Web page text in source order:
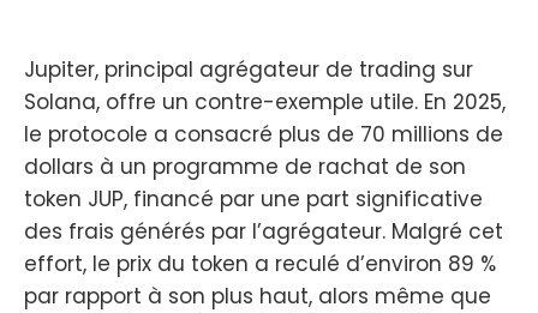
Jupiter, principal agrégateur de trading sur
Solana, offre un contre-exemple utile. En 2025,
le protocole a consacré plus de 70 millions de
dollars à un programme de rachat de son
token JUP, financé par une part significative
des frais générés par l’agrégateur. Malgré cet
effort, le prix du token a reculé d’environ 89 %
par rapport à son plus haut, alors même que